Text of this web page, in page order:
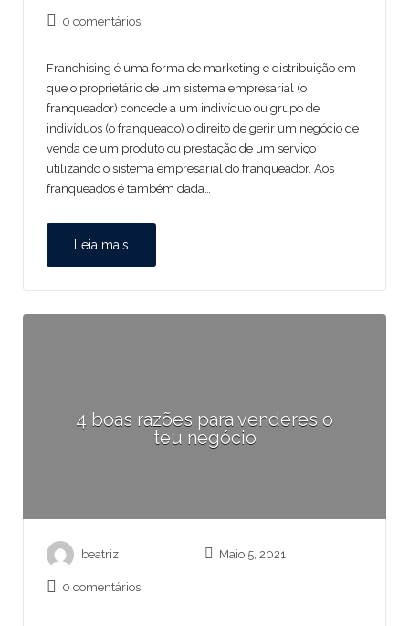
0 comentários
Franchising é uma forma de marketing e distribuição em
que o proprietário de um sistema empresarial (o
franqueador) concede a um indivíduo ou grupo de
indivíduos (o franqueado) o direito de gerir um negócio de
venda de um produto ou prestação de um serviço
utilizando o sistema empresarial do franqueador. Aos
franqueados é também dada…
Leia mais
4 boas razões para venderes o
teu negócio
beatriz Maio 5, 2021
0 comentários